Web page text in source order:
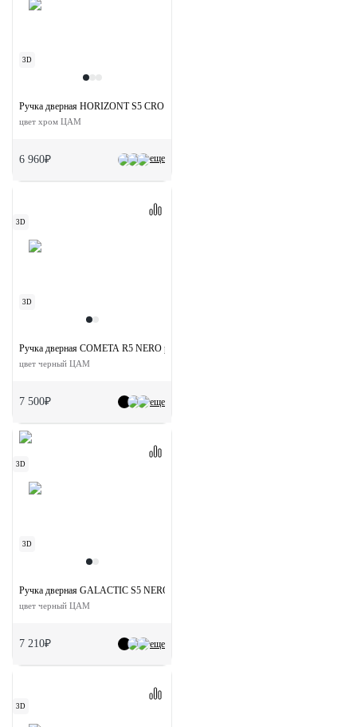
3D
еще
Ручка дверная HORIZONT S5 CRO раздельная на квадратной розетке
цвет хром ЦАМ
6 960₽
3D
3D
еще
Ручка дверная COMETA R5 NERO раздельная на круглой розетке
цвет черный ЦАМ
7 500₽
3D
3D
еще
Ручка дверная GALACTIC S5 NERO раздельная на квадртаной розетке
цвет черный ЦАМ
7 210₽
3D